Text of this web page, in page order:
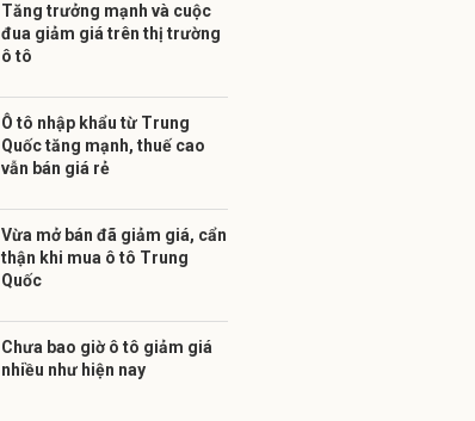
Tăng trưởng mạnh và cuộc
đua giảm giá trên thị trường
ô tô
Ô tô nhập khẩu từ Trung
Quốc tăng mạnh, thuế cao
vẫn bán giá rẻ
Vừa mở bán đã giảm giá, cẩn
thận khi mua ô tô Trung
Quốc
Chưa bao giờ ô tô giảm giá
nhiều như hiện nay